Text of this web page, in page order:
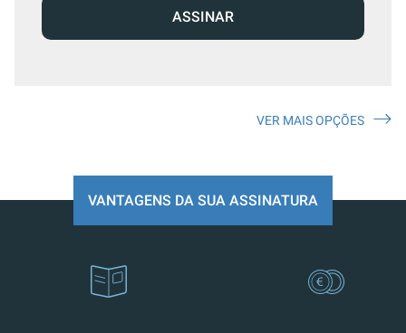
ASSINAR
VER MAIS OPÇÕES
VANTAGENS DA SUA ASSINATURA